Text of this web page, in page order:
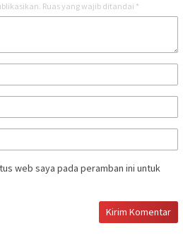
Ruas yang wajib ditandai *
web saya pada peramban ini untuk